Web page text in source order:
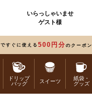
いらっしゃいませ
ゲスト様
ですぐに使える 500円分 のクーポン
ドリップ
バッグ
スイーツ
紙袋・
グッズ